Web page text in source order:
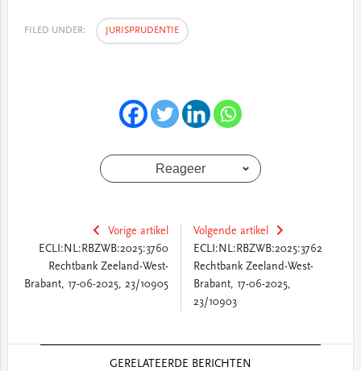
FILED UNDER: JURISPRUDENTIE
Reageer
Vorige artikel
ECLI:NL:RBZWB:2025:3760
Rechtbank Zeeland-West-
Brabant, 17-06-2025, 23/10905
Volgende artikel
ECLI:NL:RBZWB:2025:3762
Rechtbank Zeeland-West-
Brabant, 17-06-2025,
23/10903
GERELATEERDE BERICHTEN